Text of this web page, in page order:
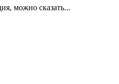
можно сказать...